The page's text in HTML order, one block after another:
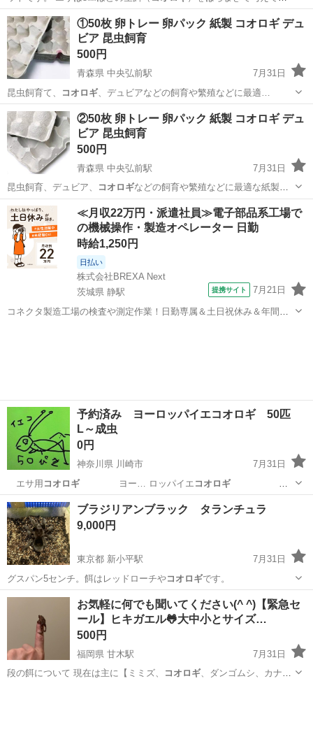
ます。 人工…
愛知 みよし市 その他 ベビー
①50枚 卵トレー 卵パック 紙製 コオロギ デュ
ビア 昆虫飼育
500円
青森県 中央弘前駅
7月31日
昆虫飼育て、
コオロギ、デュビアなどの飼育や繁殖などに最適…
青森 弘前市 中央弘前駅 その他 昆虫
②50枚 卵トレー 卵パック 紙製 コオロギ デュ
ビア 昆虫飼育
500円
青森県 中央弘前駅
7月31日
昆虫飼育、デュビア、
コオロギなどの飼育や繁殖などに最適な紙製の
卵…
青森 弘前市 中央弘前駅 その他 昆虫
≪月収22万円・派遣社員≫電子部品系工場で
の機械操作・製造オペレーター 日勤
時給1,250円
日払い
株式会社BREXA Next
茨城県 静駅
提携サイト 7月21日
コネクタ製造工場の検査や測定作業！日勤専属＆土日祝休み＆年間休
予約済み ヨーロッパイエコオロギ 50匹
L～成虫
0円
神奈川県 川崎市
7月31日
エサ用 コオロギヨー… ロッパイエ コオロギ
…神奈川 川崎市 その他 ヨーロッパイエコオロギ
ブラジリアンブラック タランチュラ
9,000円
東京都 新小平駅
7月31日
グスパン5センチ。餌はレッドローチやコオロギです。
東京 小平市 新小平駅 その他 タランチュラ
お気軽に何でも聞いてください(^ ^)【緊急セ
ール】ヒキガエル🐸大中小とサイズ…
500円
福岡県 甘木駅
7月31日
段の餌について 現在は主に【ミミズ、
コオロギ、ダンゴムシ、カナブ